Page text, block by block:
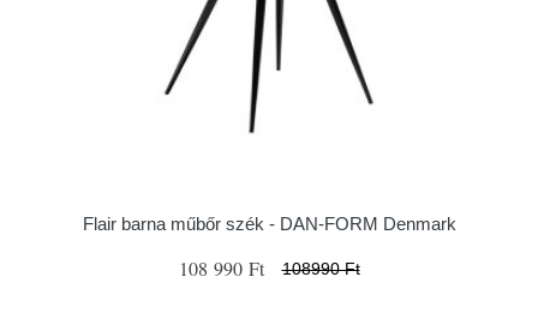
Flair barna műbőr szék - ​​​​​DAN-FORM Denmark
108 990 Ft 108990 Ft